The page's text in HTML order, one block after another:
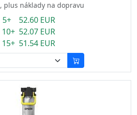
plus náklady na dopravu
5+ 52.60 EUR
10+ 52.07 EUR
15+ 51.54 EUR